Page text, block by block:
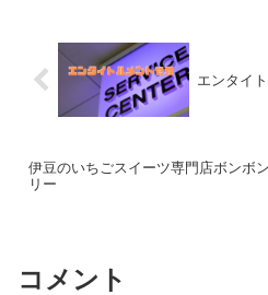
エンタイ
伊豆のいちごスイーツ専門店ボンボ
リー
コメント